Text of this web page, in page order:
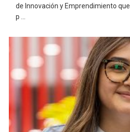
de Innovación y Emprendimiento
p ...